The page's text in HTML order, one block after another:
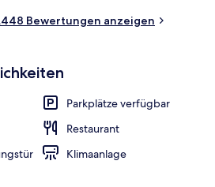
Bewertungen anzeigen
Parkplätze verfügbar
Restaurant
Klimaanlage